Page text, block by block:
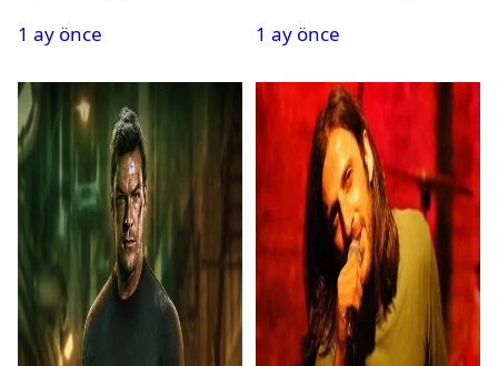
1 ay önce
Min yeniden KBS ile
1 ay önce